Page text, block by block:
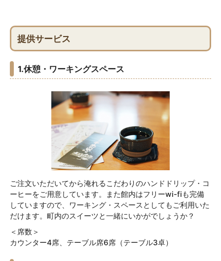
提供サービス
1.休憩・ワーキングスペース
ご注文いただいてから淹れるこだわりのハンドドリップ・コ
ーヒーをご用意しています。また館内はフリーwi-fiも完備
していますので、ワーキング・スペースとしてもご利用いた
だけます。町内のスイーツと一緒にいかがでしょうか？
＜席数＞
カウンター4席、テーブル席6席（テーブル3卓）